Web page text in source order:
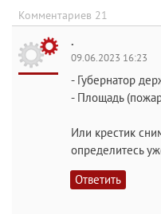
Комментариев 21
.
09.06.2023 16:23
- Губернатор
- Площадь
Или крестик
определитесь
Ответить